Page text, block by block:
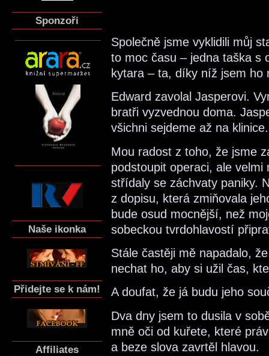
Sponzoři
Naše ikonka
Přidejte se k nám!
Affiliates
Společně jsme vyklidili můj
to moc času – jedna taška s
kytara – ta, díky níž jsem ho
Edward zavolal Jasperovi.
bratři vyzvednou doma.
všichni sejdeme až na klinice.
Mou radost z toho, že jsme
podstoupit operaci, ale
střídaly se záchvaty paniky.
z dopisu, která zmiňovala
bude osud mocnější, než
sobeckou tvrdohlavostí
Stále častěji mě napadalo,
nechat ho, aby si užil čas,
A doufat, že já budu jeho
Dva dny jsem to dusila v
mně oči od kuřete, které
a beze slova zavrtěl hlavou.